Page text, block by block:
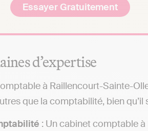
Essayer Gratuitement
d’expertise
à Raillencourt-Sainte-
que la comptabilité, bien qu’il
: Un cabinet comptable